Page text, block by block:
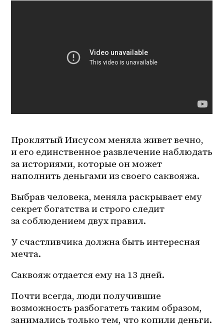
Проклятый Иисусом меняла живет вечно,
и его единственное развлечение наблюдать
за историями, которые он может
наполнить деньгами из своего саквояжа.
Выбрав человека, меняла раскрывает ему
секрет богатства и строго следит
за соблюдением двух правил.
У счастливчика должна быть интересная
мечта.
Саквояж отдается ему на 13 дней.
Почти всегда, люди получившие
возможность разбогатеть таким образом,
занимались только тем, что копили деньги.